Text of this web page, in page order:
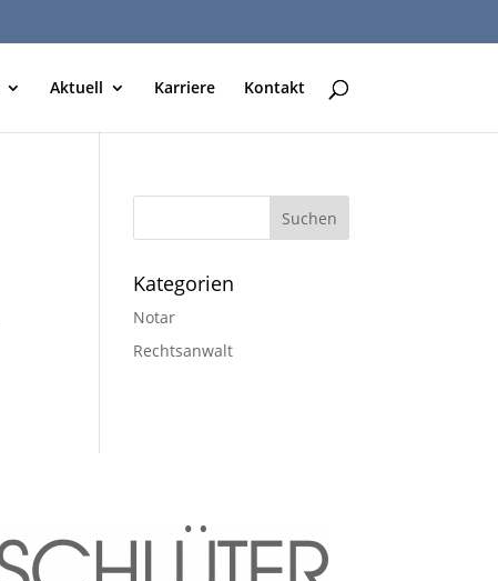
Aktuell Karriere Kontakt
Kategorien
Notar
Rechtsanwalt